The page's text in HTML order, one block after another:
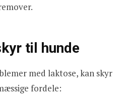
til hunde
med laktose, kan skyr
fordele: